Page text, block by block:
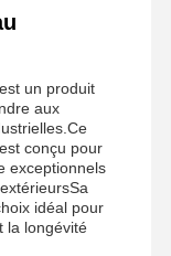
un produit
aux
conçu pour
exceptionnels
idéal pour
la longévité